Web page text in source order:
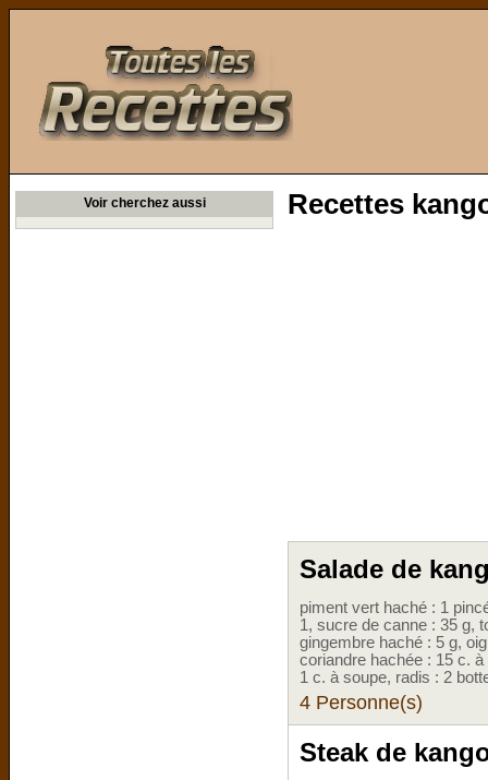
Voir cherchez aussi Recettes
Salade de
piment vert haché : 1
1, sucre de canne : 35 g,
gingembre haché : 5 g,
coriandre hachée : 15 c.
1 c. à soupe, radis : 2
4 Personne(s)
Steak de